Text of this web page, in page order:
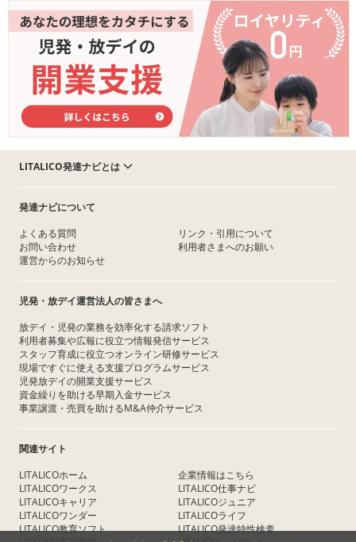
LITALICO発達ナビとは
発達ナビについて
よくある質問
お問い合わせ
運営からのお知らせ
リンク・引用について
利用者さまへのお願い
児発・放デイ運営法人の皆さまへ
放デイ・児発の業務を効率化する請求ソフト
利用者募集や広報に役立つ情報発信サービス
スタッフ育成に役立つオンライン研修サービス
現場ですぐに使える支援プログラムサービス
児発放デイの開業支援サービス
資金繰りを助ける早期入金サービス
事業譲渡・売買を助けるM&A仲介サービス
関連サイト
LITALICOホーム
LITALICOワークス
LITALICOキャリア
LITALICOワンダー
LITALICO教育ソフト
企業情報はこちら
LITALICO仕事ナビ
LITALICOジュニア
LITALICOライフ
LITALICO発達特性検査